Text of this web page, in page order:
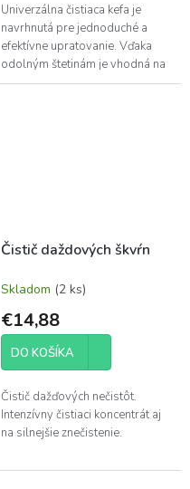
Univerzálna čistiaca kefa je
navrhnutá pre jednoduché a
efektívne upratovanie. Vďaka
odolným štetinám je vhodná na
čistenie širokej škály materiálov
Čistič daždových škvŕn
Skladom (2 ks)
€14,88
DO KOŠÍKA
Čistič dažďových nečistôt.
Intenzívny čistiaci koncentrát aj
na silnejšie znečistenie.